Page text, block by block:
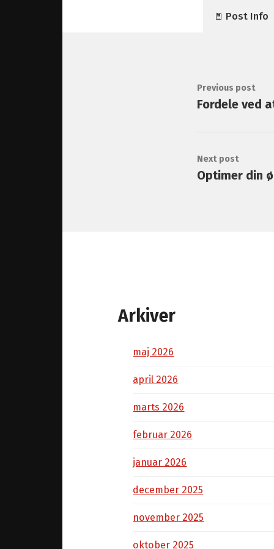
Post Info
Previous post
Fordele ved
Next post
Optimer din
Arkiver
maj 2026
april 2026
marts 2026
februar 2026
januar 2026
december 2025
november 2025
oktober 2025